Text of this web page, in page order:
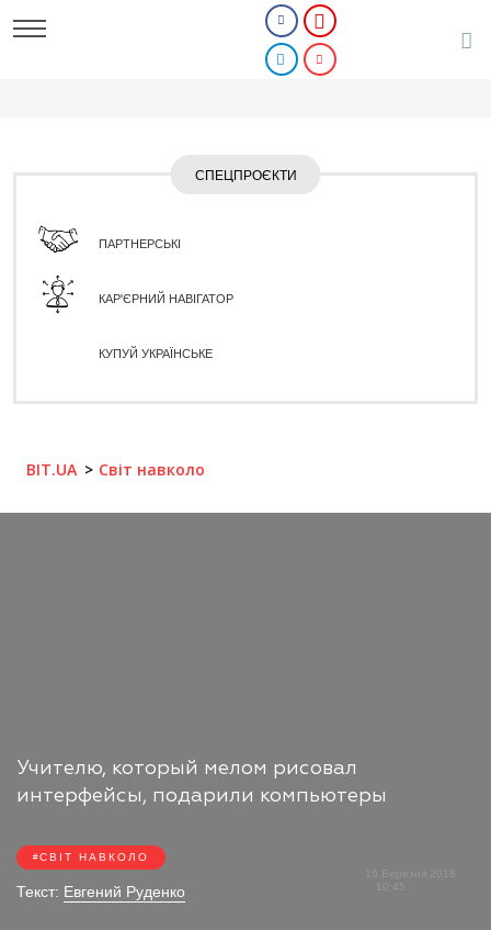
СПЕЦПРОЄКТИ
ПАРТНЕРСЬКІ
КАР'ЄРНИЙ НАВІГАТОР
КУПУЙ УКРАЇНСЬКЕ
BIT.UA Світ навколо
Учителю, который мелом рисовал
интерфейсы, подарили компьютеры
СВІТ НАВКОЛО
Текст: Евгений Руденко
16 Березня 2018